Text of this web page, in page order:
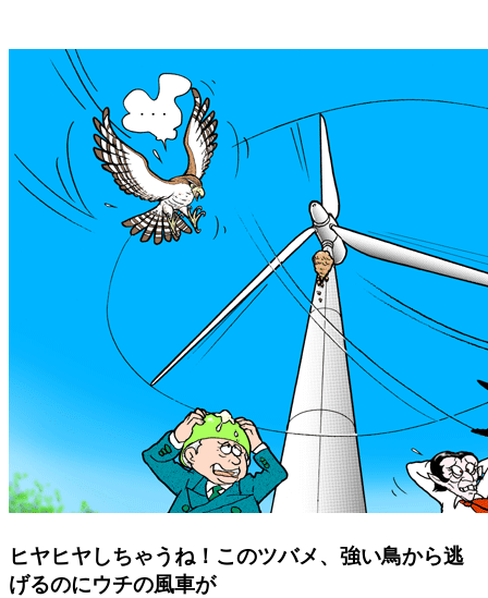
ヒヤヒヤしちゃうね！このツバメ、強い鳥から逃
げるのにウチの風車が